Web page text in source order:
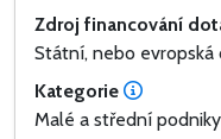
Zdroj financování
Státní, nebo evropská
Kategorie
Malé a střední